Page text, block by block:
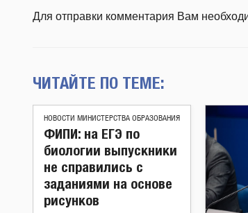
Для отправки комментария Вам
ЧИТАЙТЕ ПО ТЕМЕ:
НОВОСТИ МИНИСТЕРСТВА ОБРАЗОВАНИЯ
ФИПИ: на ЕГЭ по
биологии выпускники
не справились с
заданиями на основе
рисунков